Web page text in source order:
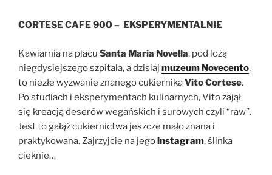
CORTESE CAFE 900 – EKSPERYMENTALNIE
Kawiarnia na placu Santa Maria Novella, pod lożą
niegdysiejszego szpitala, a dzisiaj muzeum Novecento,
to niezłe wyzwanie znanego cukiernikaVito Cortese.
Po studiach i eksperymentach kulinarnych, Vito zajął
się kreacją deserów wegańskich i surowych czyli “raw”.
Jest to gałąź cukiernictwa jeszcze mało znana i
praktykowana. Zajrzyjcie na jegoinstagram, ślinka
cieknie…